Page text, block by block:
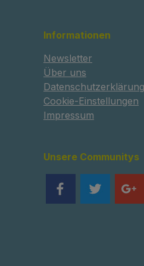
Informationen
Newsletter
Über uns
Datenschutzerklärung
Cookie-Einstellungen
Impressum
Unsere Communitys